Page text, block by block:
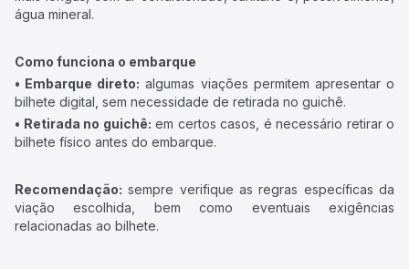
água mineral.
Como funciona o embarque
• Embarque direto: algumas viações permitem apresentar o
bilhete digital, sem necessidade de retirada no guichê.
• Retirada no guichê: em certos casos, é necessário retirar o
bilhete físico antes do embarque.
Recomendação: sempre verifique as regras específicas da
viação escolhida, bem como eventuais exigências
relacionadas ao bilhete.